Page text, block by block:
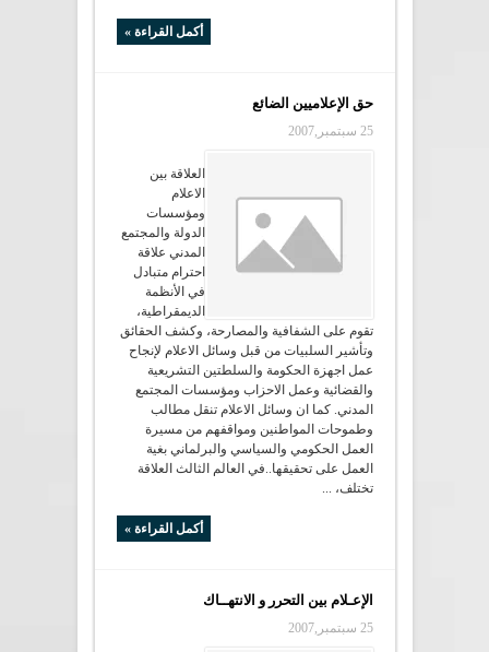
أكمل القراءة »
حق الإعلاميين الضائع
25 سبتمبر,2007
العلاقة بين
الاعلام
ومؤسسات
الدولة والمجتمع
المدني علاقة
احترام متبادل
في الأنظمة
الديمقراطية،
تقوم على الشفافية والمصارحة، وكشف الحقائق
وتأشير السلبيات من قبل وسائل الاعلام لإنجاح
عمل اجهزة الحكومة والسلطتين التشريعية
والقضائية وعمل الاحزاب ومؤسسات المجتمع
المدني. كما ان وسائل الاعلام تنقل مطالب
وطموحات المواطنين ومواقفهم من مسيرة
العمل الحكومي والسياسي والبرلماني بغية
العمل على تحقيقها..في العالم الثالث العلاقة
تختلف، ...
أكمل القراءة »
الإعـلام بين التحرر و الانتهــاك
25 سبتمبر,2007